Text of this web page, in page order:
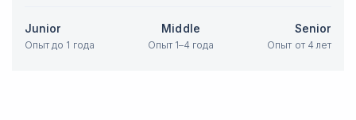
Junior
Опыт до 1 года
Middle
Опыт 1–4 года
Senior
Опыт от 4 лет